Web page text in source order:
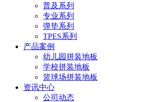
普及系列
专业系列
弹垫系列
TPES系列
产品案例
幼儿园拼装地板
学校拼装地板
篮球场拼装地板
资讯中心
公司动态